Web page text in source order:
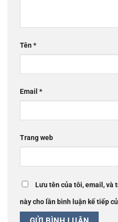
Tên*
Email *
Trang web
Lưu tên của tôi, email, và
này cho lần bình luận kế tiếp